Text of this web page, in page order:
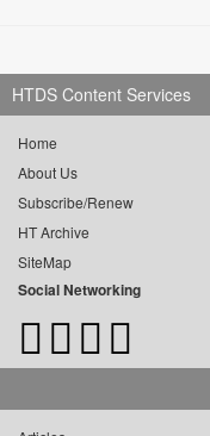
HTDS Content Services
Home
About Us
Subscribe/Renew
HT Archive
SiteMap
Social Networking